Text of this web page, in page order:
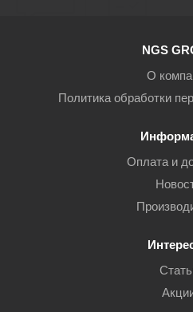
NGS
О
Политика обработки
Оплата и